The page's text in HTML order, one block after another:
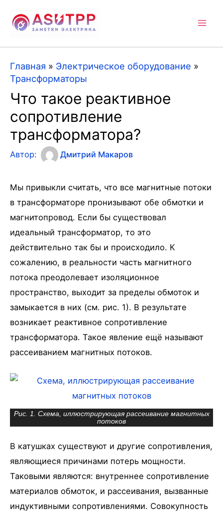
Главная » Электрическое оборудование »
Трансформаторы
Что такое реактивное
сопротивление
трансформатора?
Автор: Дмитрий Макаров
Мы привыкли считать, что все магнитные потоки
в трансформаторе пронизывают обе обмотки и
магнитопровод. Если бы существовал
идеальный трансформатор, то это
действительно так бы и происходило. К
сожалению, в реальности часть магнитного
потока преодолевает изоляционное
пространство, выходит за пределы обмоток и
замыкается в них (см. рис. 1). В результате
возникает реактивное сопротивление
трансформатора. Такое явление ещё называют
рассеиванием магнитных потоков.
Рис. 1. Схема, иллюстрирующая рассеивание магнитных
потоков
В катушках существуют и другие сопротивления,
являющиеся причинами потерь мощности.
Таковыми являются: внутреннее сопротивление
материалов обмоток, и рассеивания, вызванные
индуктивными сопротивлениями. Совокупность